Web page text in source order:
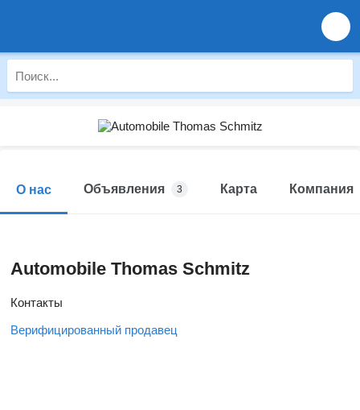
О нас Объявления 3 Карта Компания
Automobile Thomas Schmitz
Контакты
Верифицированный продавец